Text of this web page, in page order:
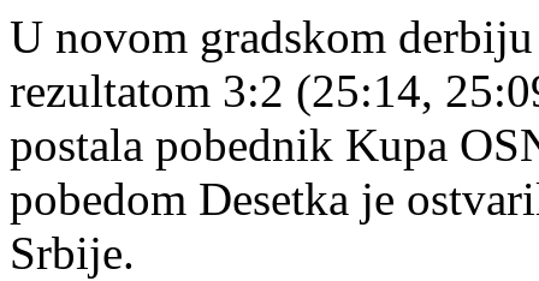
U novom gradskom
rezultatom 3:2 (25:14,
postala pobednik Kupa
pobedom Desetka je
Srbije.